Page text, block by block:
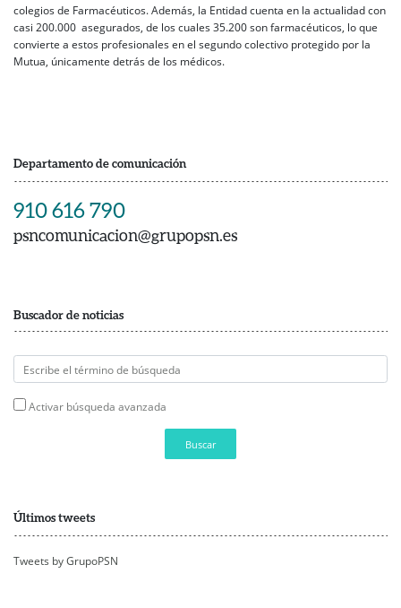
colegios de Farmacéuticos. Además, la Entidad cuenta en la actualidad con
casi 200.000 asegurados, de los cuales 35.200 son farmacéuticos, lo que
convierte a estos profesionales en el segundo colectivo protegido por la
Mutua, únicamente detrás de los médicos.
Departamento de comunicación
910 616 790
psncomunicacion@grupopsn.es
Buscador de noticias
Activar búsqueda avanzada
Buscar
Últimos tweets
Tweets by GrupoPSN